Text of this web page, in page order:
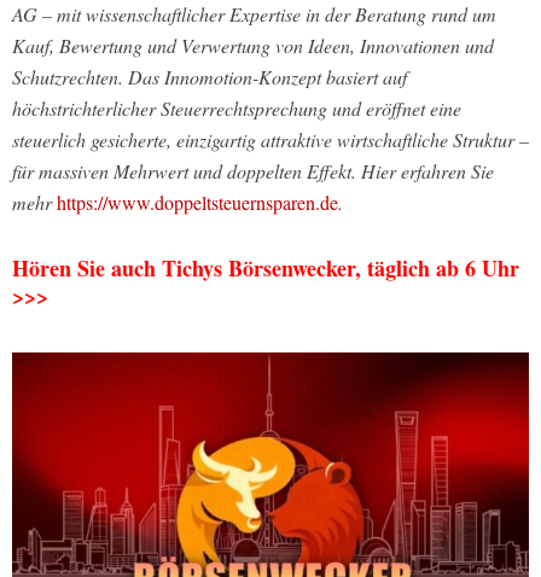
AG – mit wissenschaftlicher Expertise in der Beratung rund um
Kauf, Bewertung und Verwertung von Ideen, Innovationen und
Schutzrechten. Das Innomotion-Konzept basiert auf
höchstrichterlicher Steuerrechtsprechung und eröffnet eine
steuerlich gesicherte, einzigartig attraktive wirtschaftliche Struktur –
für massiven Mehrwert und doppelten Effekt. Hier erfahren Sie
mehrhttps://www.doppeltsteuernsparen.de.
Hören Sie auch Tichys Börsenwecker, täglich ab 6 Uhr
>>>